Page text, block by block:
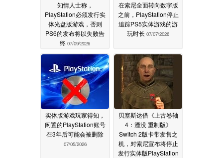
知情人士称，
PlayStation必须发行实
体光盘版游戏，否则
PS6的发布将以失败告
终 07/09/2026
在索尼全面转向数字版
之前，PlayStation停止
追踪PS5实体游戏的游
玩时长 07/07/2026
实体版游戏玩家得知，
闲置的PlayStation账号
在3年后可能会被删除
07/05/2026
贝塞斯达借《上古卷轴
4：湮没 重制版》
Switch 2版卡带发售之
机，对索尼宣布将停止
发行实体版PlayStation